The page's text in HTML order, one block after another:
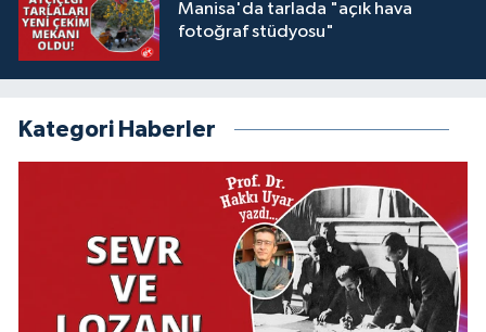
Manisa'da tarlada "açık hava
fotoğraf stüdyosu"
Kategori Haberler